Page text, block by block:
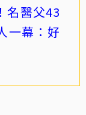
名醫父43
一幕：好